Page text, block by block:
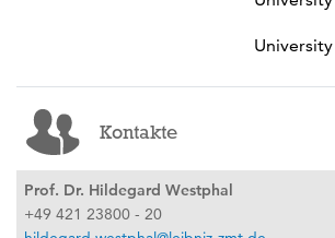
Kontakte
Prof. Dr. Hildegard Westphal
+49 421 23800 - 20